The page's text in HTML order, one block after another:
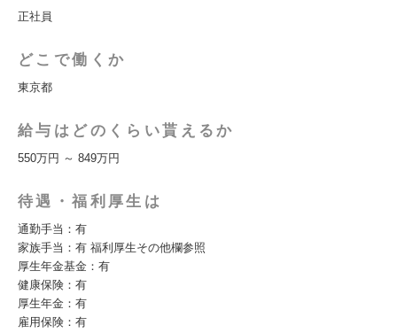
正社員
どこで働くか
東京都
給与はどのくらい貰えるか
550万円 ～ 849万円
待遇・福利厚生は
通勤手当：有
家族手当：有 福利厚生その他欄参照
厚生年金基金：有
健康保険：有
厚生年金：有
雇用保険：有